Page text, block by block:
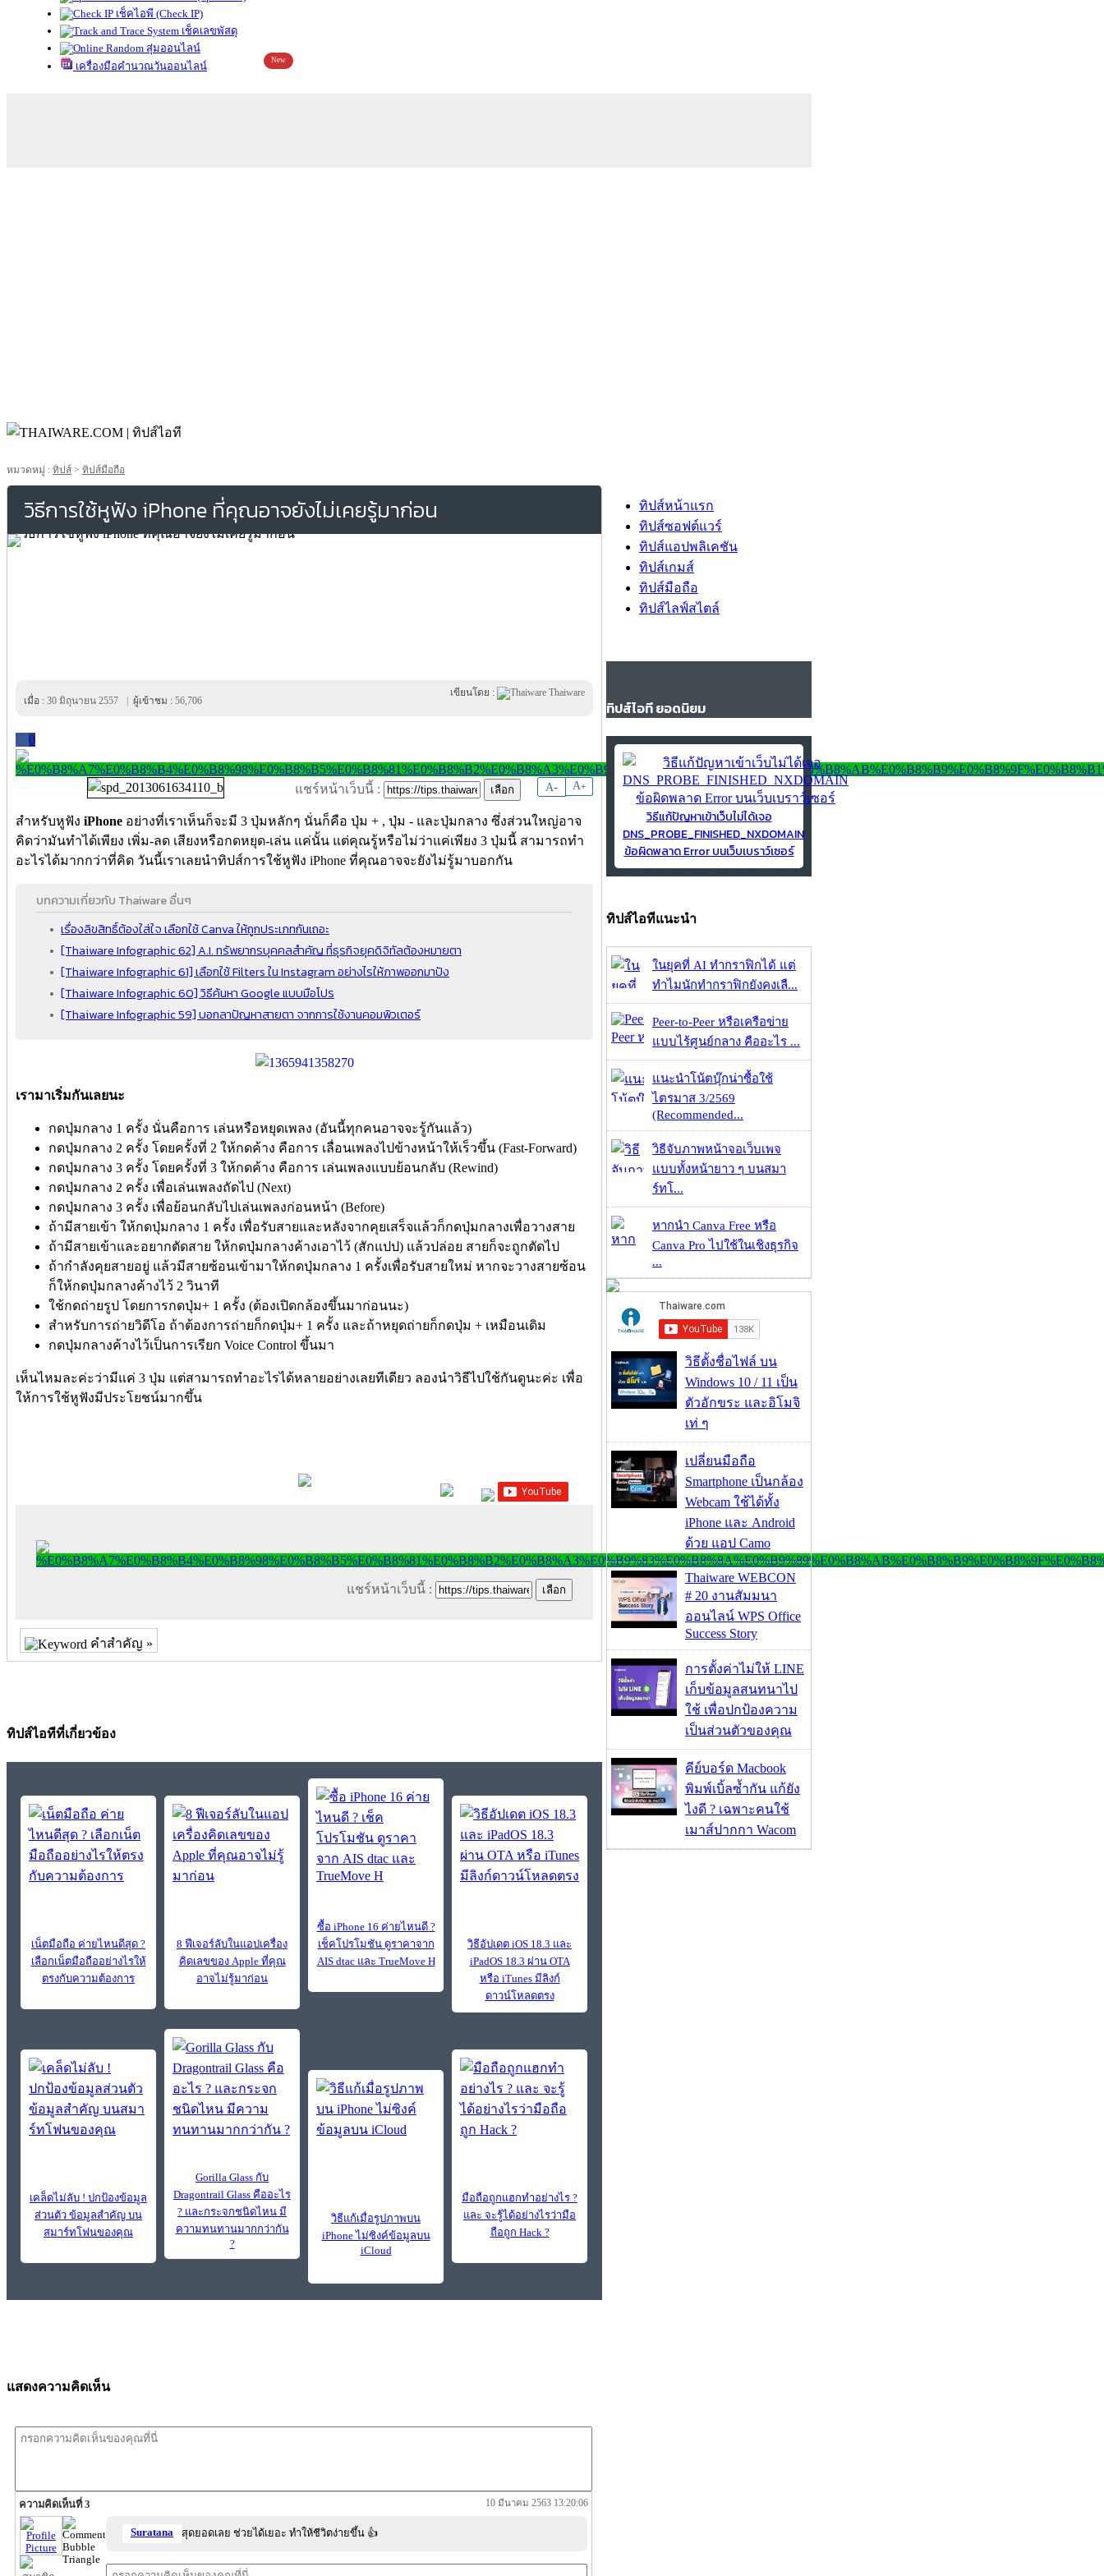
เช็คไอพี (Check IP)
เช็คเลขพัสดุ
สุ่มออนไลน์
เครื่องมือคำนวณวันออนไลน์
New
หมวดหมู่ : ทิปส์ > ทิปส์มือถือ
วิธีการใช้หูฟัง iPhone ที่คุณอาจยังไม่เคยรู้มาก่อน
เมื่อ : 30 มิถุนายน 2557 ผู้เข้าชม : 56,706
เขียนโดย : Thaiware
0
A- A+
แชร์หน้าเว็บนี้ :
สำหรับหูฟัง iPhone อย่างที่เราเห็นก็จะมี 3 ปุ่มหลักๆ นั่นก็คือ ปุ่ม + , ปุ่ม - และปุ่มกลาง ซึ่งส่วนใหญ่อาจ
คิดว่ามันทำได้เพียง เพิ่ม-ลด เสียงหรือกดหยุด-เล่น แค่นั้น แต่คุณรู้หรือไม่ว่าแค่เพียง 3 ปุ่มนี้ สามารถทำ
อะไรได้มากกว่าที่คิด วันนี้เราเลยนำทิปส์การใช้หูฟัง iPhone ที่คุณอาจจะยังไม่รู้มาบอกกัน
บทความเกี่ยวกับ Thaiware อื่นๆ
เรื่องลิขสิทธิ์ต้องใส่ใจ เลือกใช้ Canva ให้ถูกประเภทกันเถอะ
[Thaiware Infographic 62] A.I. ทรัพยากรบุคคลสำคัญ ที่ธุรกิจยุคดิจิทัลต้องหมายตา
[Thaiware Infographic 61] เลือกใช้ Filters ใน Instagram อย่างไรให้ภาพออกมาปัง
[Thaiware Infographic 60] วิธีค้นหา Google แบบมือโปร
[Thaiware Infographic 59] บอกลาปัญหาสายตา จากการใช้งานคอมพิวเตอร์
เรามาเริ่มกันเลยนะ
กดปุ่มกลาง 1 ครั้ง นั่นคือการ เล่นหรือหยุดเพลง (อันนี้ทุกคนอาจจะรู้กันแล้ว)
กดปุ่มกลาง 2 ครั้ง โดยครั้งที่ 2 ให้กดค้าง คือการ เลื่อนเพลงไปข้างหน้าให้เร็วขึ้น (Fast-Forward)
กดปุ่มกลาง 3 ครั้ง โดยครั้งที่ 3 ให้กดค้าง คือการ เล่นเพลงแบบย้อนกลับ (Rewind)
กดปุ่มกลาง 2 ครั้ง เพื่อเล่นเพลงถัดไป (Next)
กดปุ่มกลาง 3 ครั้ง เพื่อย้อนกลับไปเล่นเพลงก่อนหน้า (Before)
ถ้ามีสายเข้า ให้กดปุ่มกลาง 1 ครั้ง เพื่อรับสายและหลังจากคุยเสร็จแล้วก็กดปุ่มกลางเพื่อวางสาย
ถ้ามีสายเข้าและอยากตัดสาย ให้กดปุ่มกลางค้างเอาไว้ (สักแปป) แล้วปล่อย สายก็จะถูกตัดไป
ถ้ากำลังคุยสายอยู่ แล้วมีสายซ้อนเข้ามาให้กดปุ่มกลาง 1 ครั้งเพื่อรับสายใหม่ หากจะวางสายซ้อน
ก็ให้กดปุ่มกลางค้างไว้ 2 วินาที
ใช้กดถ่ายรูป โดยการกดปุ่ม+ 1 ครั้ง (ต้องเปิดกล้องขึ้นมาก่อนนะ)
สำหรับการถ่ายวิดีโอ ถ้าต้องการถ่ายก็กดปุ่ม+ 1 ครั้ง และถ้าหยุดถ่ายก็กดปุ่ม + เหมือนเดิม
กดปุ่มกลางค้างไว้เป็นการเรียก Voice Control ขึ้นมา
เห็นไหมละค่ะว่ามีแค่ 3 ปุ่ม แต่สามารถทำอะไรได้หลายอย่างเลยทีเดียว ลองนำวิธีไปใช้กันดูนะค่ะ เพื่อ
ให้การใช้หูฟังมีประโยชน์มากขึ้น
แชร์หน้าเว็บนี้ :
คำสำคัญ »
ทิปส์ไอทีที่เกี่ยวข้อง
เน็ตมือถือ ค่ายไหนดีสุด ?
เลือกเน็ตมือถืออย่างไรให้
ตรงกับความต้องการ
8 ฟีเจอร์ลับในแอปเครื่อง
คิดเลขของ Apple ที่คุณ
อาจไม่รู้มาก่อน
ซื้อ iPhone 16 ค่ายไหนดี ?
เช็คโปรโมชัน ดูราคาจาก
AIS dtac และ TrueMove H
วิธีอัปเดต iOS 18.3 และ
iPadOS 18.3 ผ่าน OTA
หรือ iTunes มีลิงก์
ดาวน์โหลดตรง
เคล็ดไม่ลับ ! ปกป้องข้อมูล
ส่วนตัว ข้อมูลสำคัญ บน
สมาร์ทโฟนของคุณ
Gorilla Glass กับ
Dragontrail Glass คืออะไร
? และกระจกชนิดไหน มี
ความทนทานมากกว่ากัน
?
วิธีแก้เมื่อรูปภาพบน
iPhone ไม่ซิงค์ข้อมูลบน
iCloud
มือถือถูกแฮกทำอย่างไร ?
และ จะรู้ได้อย่างไรว่ามือ
ถือถูก Hack ?
แสดงความคิดเห็น
ความคิดเห็นที่ 3 10 มีนาคม 2563 13:20:06
Suratana สุดยอดเลย ช่วยได้เยอะ ทำให้ชีวิตง่ายขึ้น 👍
ทิปส์หน้าแรก
ทิปส์ซอฟต์แวร์
ทิปส์แอปพลิเคชัน
ทิปส์เกมส์
ทิปส์มือถือ
ทิปส์ไลฟ์สไตล์
ทิปส์ไอที ยอดนิยม
วิธีแก้ปัญหาเข้าเว็บไม่ได้เจอ
DNS_PROBE_FINISHED_NXDOMAIN
ข้อผิดพลาด Error บนเว็บเบราว์เซอร์
ทิปส์ไอทีแนะนำ
ในยุคที่ AI ทำกราฟิกได้ แต่
ทำไมนักทำกราฟิกยังคงเลื...
Peer-to-Peer หรือเครือข่าย
แบบไร้ศูนย์กลาง คืออะไร ...
แนะนำโน้ตบุ๊กน่าซื้อใช้
ไตรมาส 3/2569
(Recommended...
วิธีจับภาพหน้าจอเว็บเพจ
แบบทั้งหน้ายาว ๆ บนสมา
ร์ทโ...
หากนำ Canva Free หรือ
Canva Pro ไปใช้ในเชิงธุรกิจ
...
วิธีตั้งชื่อไฟล์ บน
Windows 10 / 11 เป็น
ตัวอักขระ และอิโมจิ
เท่ ๆ
เปลี่ยนมือถือ
Smartphone เป็นกล้อง
Webcam ใช้ได้ทั้ง
iPhone และ Android
ด้วย แอป Camo
Thaiware WEBCON
# 20 งานสัมมนา
ออนไลน์ WPS Office
Success Story
การตั้งค่าไม่ให้ LINE
เก็บข้อมูลสนทนาไป
ใช้ เพื่อปกป้องความ
เป็นส่วนตัวของคุณ
คีย์บอร์ด Macbook
พิมพ์เบิ้ลซ้ำกัน แก้ยัง
ไงดี ? เฉพาะคนใช้
เมาส์ปากกา Wacom